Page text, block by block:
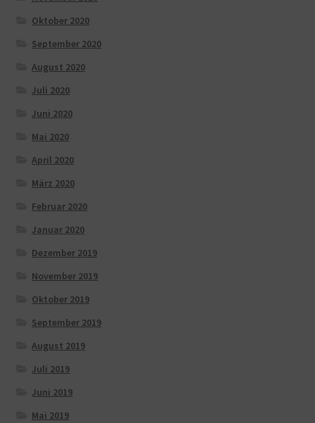
Oktober 2020
September 2020
August 2020
Juli 2020
Juni 2020
Mai 2020
April 2020
März 2020
Februar 2020
Januar 2020
Dezember 2019
November 2019
Oktober 2019
September 2019
August 2019
Juli 2019
Juni 2019
Mai 2019